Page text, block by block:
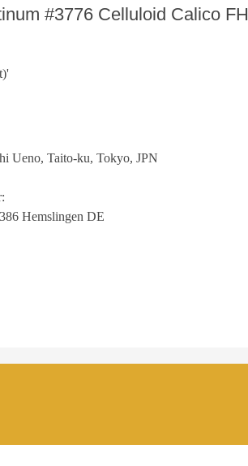
#3776 Celluloid Calico
Ueno, Taito-ku, Tokyo, JPN
Hemslingen DE